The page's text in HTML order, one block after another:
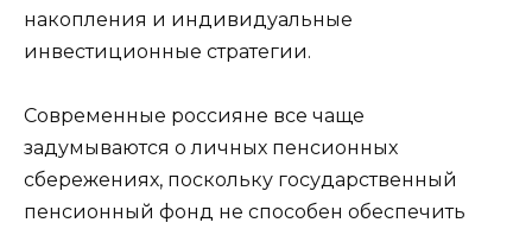
накопления и индивидуальные
инвестиционные стратегии.
Современные россияне все чаще
задумываются о личных пенсионных
сбережениях, поскольку государственный
пенсионный фонд не способен обеспечить